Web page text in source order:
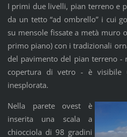
I primi due livelli, pian terreno e
da un tetto “ad ombrello” i cui
su mensole fissate a metà muro
primo piano) con i tradizionali
del pavimento del pian terreno -
copertura di vetro - è visibile
inesplorata.
Nella parete ovest è
inserita una scala a
chiocciola di 98 gradini